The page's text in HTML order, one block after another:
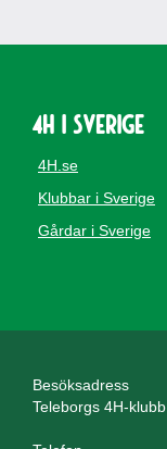
4H i Sverige
4H.se
Klubbar i Sverige
Gårdar i Sverige
Besöksadress
Teleborgs 4H-klubb